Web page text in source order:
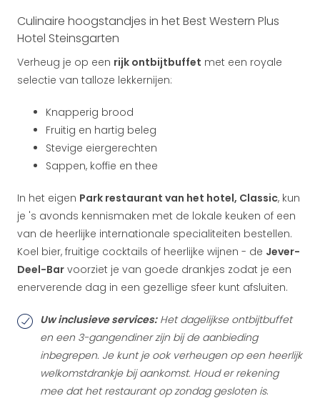
Culinaire hoogstandjes in het Best Western Plus
Hotel Steinsgarten
Verheug je op een rijk ontbijtbuffet met een royale
selectie van talloze lekkernijen:
Knapperig brood
Fruitig en hartig beleg
Stevige eiergerechten
Sappen, koffie en thee
In het eigen Park restaurant van het hotel, Classic, kun
je 's avonds kennismaken met de lokale keuken of een
van de heerlijke internationale specialiteiten bestellen.
Koel bier, fruitige cocktails of heerlijke wijnen - de Jever-
Deel-Bar voorziet je van goede drankjes zodat je een
enerverende dag in een gezellige sfeer kunt afsluiten.
Uw inclusieve services:Het dagelijkse ontbijtbuffet
en een 3-gangendiner zijn bij de aanbieding
inbegrepen. Je kunt je ook verheugen op een heerlijk
welkomstdrankje bij aankomst. Houd er rekening
mee dat het restaurant op zondag gesloten is.